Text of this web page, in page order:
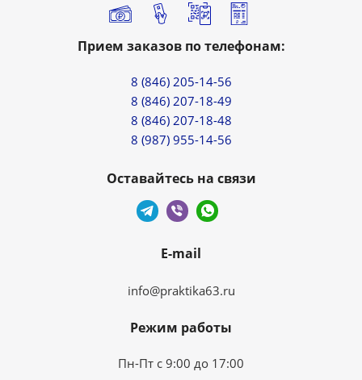
Прием заказов по телефонам:
8 (846) 205-14-56
8 (846) 207-18-49
8 (846) 207-18-48
8 (987) 955-14-56
Оставайтесь на связи
E-mail
info@praktika63.ru
Режим работы
Пн-Пт с 9:00 до 17:00